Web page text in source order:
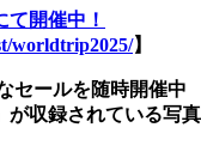
開催中！
worldtrip2025/】
セールを随時開催中
が収録されている写真